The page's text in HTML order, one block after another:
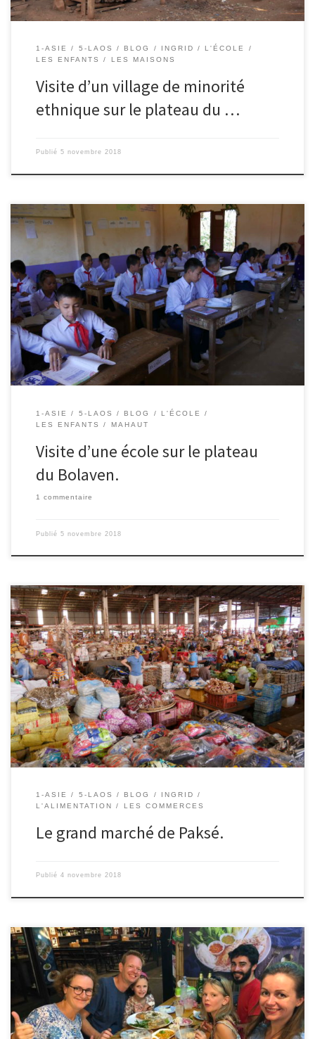
1-ASIE 5-LAOS BLOG INGRID
L'ÉCOLE
LES ENFANTS
LES MAISONS
Visite d’un village de minorité
ethnique sur le plateau du …
Publié 5 novembre 2018
31/10/2018 – Mahaut. Aujourd’hui nous allons visiter une école,
celle de Mme Ming chez qui nous avons dormi. Elle est professeur
d’anglais. L’école va de la maternelle au bac. Il y a un peu plus de
400 élèves. La cour de récréation est un grand champ avec un filet
de […]
1-ASIE 5-LAOS BLOG
L'ÉCOLE
LES ENFANTS
MAHAUT
Visite d’une école sur le plateau
du Bolaven.
1 commentaire
Publié 5 novembre 2018
30/10/2018 – Ingrid. Après un passage sans problème de la
frontière terrestre entre la Thailande et le Laos, nous voilà arrivés
à Paksé. Nous nous installons dans une petite guesthouse
charmante et calme: sabaidi 2. (10€ la nuit pour 1 chambre). Au
programme, repos, devoirs et visite du grand marché […]
1-ASIE 5-LAOS BLOG
INGRID
L'ALIMENTATION
LES COMMERCES
Le grand marché de Paksé.
Publié 4 novembre 2018
28/10/2018 – Ingrid. Nous voilà arrivés depuis le 23 octobre à
Bangkok. Nous apprécions le côté développé et propre de cette
ville après 1 mois passé en Inde. Elle nous semble animée mais
pas trop bruyante. Nous avons laissé derrière nous à Delhi les